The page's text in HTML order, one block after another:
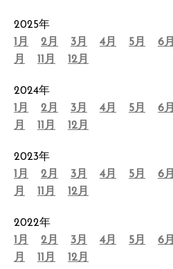
2025年
1月
2月 3月 4月 5月 6月
月
11月 12月
2024年
1月
2月 3月 4月 5月 6月
月
11月 12月
2023年
1月
2月 3月 4月 5月 6月
月
11月 12月
2022年
1月
2月 3月 4月 5月 6月
月
11月 12月